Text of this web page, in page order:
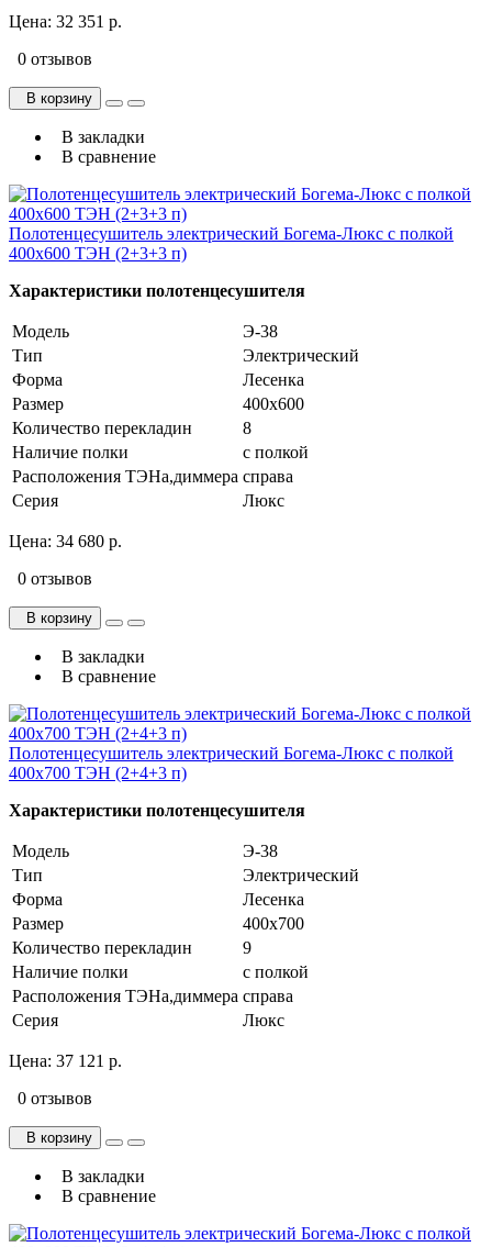
Цена: 32 351 р.
0 отзывов
В корзину
В закладки
В сравнение
Полотенцесушитель электрический Богема-Люкс с полкой
400х600 ТЭН (2+3+3 п)
Характеристики полотенцесушителя
Модель
Э-38
Тип
Электрический
Форма
Лесенка
Размер
400х600
Количество перекладин
8
Наличие полки
с полкой
Расположения ТЭНа,диммера справа
Серия
Люкс
Цена: 34 680 р.
0 отзывов
В корзину
В закладки
В сравнение
Полотенцесушитель электрический Богема-Люкс с полкой
400х700 ТЭН (2+4+3 п)
Характеристики полотенцесушителя
Модель
Э-38
Тип
Электрический
Форма
Лесенка
Размер
400х700
Количество перекладин
9
Наличие полки
с полкой
Расположения ТЭНа,диммера справа
Серия
Люкс
Цена: 37 121 р.
0 отзывов
В корзину
В закладки
В сравнение